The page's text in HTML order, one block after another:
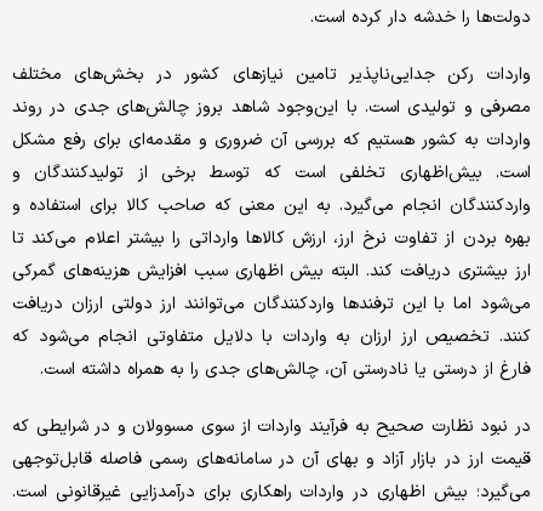
دولت‌ها را خدشه دار کرده است.
واردات رکن جدایی‌ناپذیر‌ تامین نیازهای کشور در بخش‌های مختلف
مصرفی و تولیدی است. با این‌وجود شاهد بروز چالش‌های جدی در روند
واردات به کشور هستیم که بررسی آن ضروری و مقدمه‌ای برای رفع مشکل
است. بیش‌اظهاری تخلفی است که توسط برخی از تولیدکنندگان و
واردکنندگان انجام می‌گیرد. به این معنی که صاحب کالا برای استفاده و
بهره بردن از تفاوت نرخ ارز، ارزش کالاها وارداتی را بیشتر اعلام می‌کند تا
ارز بیشتری دریافت کند. البته بیش اظهاری سبب افزایش هزینه‌های گمرکی
می‌شود اما با این ترفندها واردکنندگان می‌توانند ارز دولتی ارزان دریافت
کنند. تخصیص ارز ارزان به واردات با دلایل متفاوتی انجام می‌شود که
فارغ از درستی یا نادرستی آن، چالش‌های جدی را به همراه داشته است.
در نبود نظارت صحیح به فرآیند واردات از سوی مسوولان و در شرایطی که
قیمت ارز در بازار آزاد و بهای آن در سامانه‌های رسمی فاصله قابل‌توجهی
می‌گیرد؛ بیش اظهاری در واردات راهکاری برای درآمدزایی غیرقانونی است.